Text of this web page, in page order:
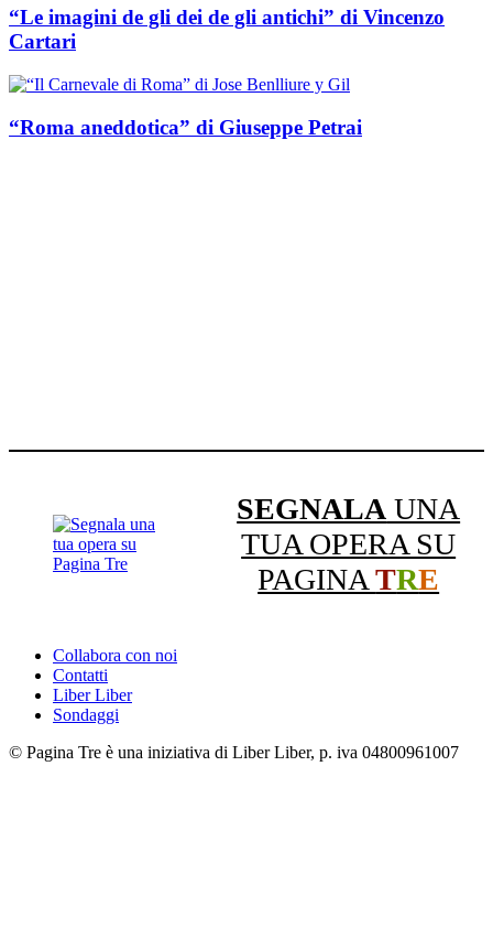
“Le imagini de gli dei de gli antichi” di Vincenzo
Cartari
“Roma aneddotica” di Giuseppe Petrai
SEGNALA UNA
TUA OPERA SU
PAGINATRE
Collabora con noi
Contatti
Liber Liber
Sondaggi
© Pagina Tre è una iniziativa di Liber Liber, p. iva 04800961007